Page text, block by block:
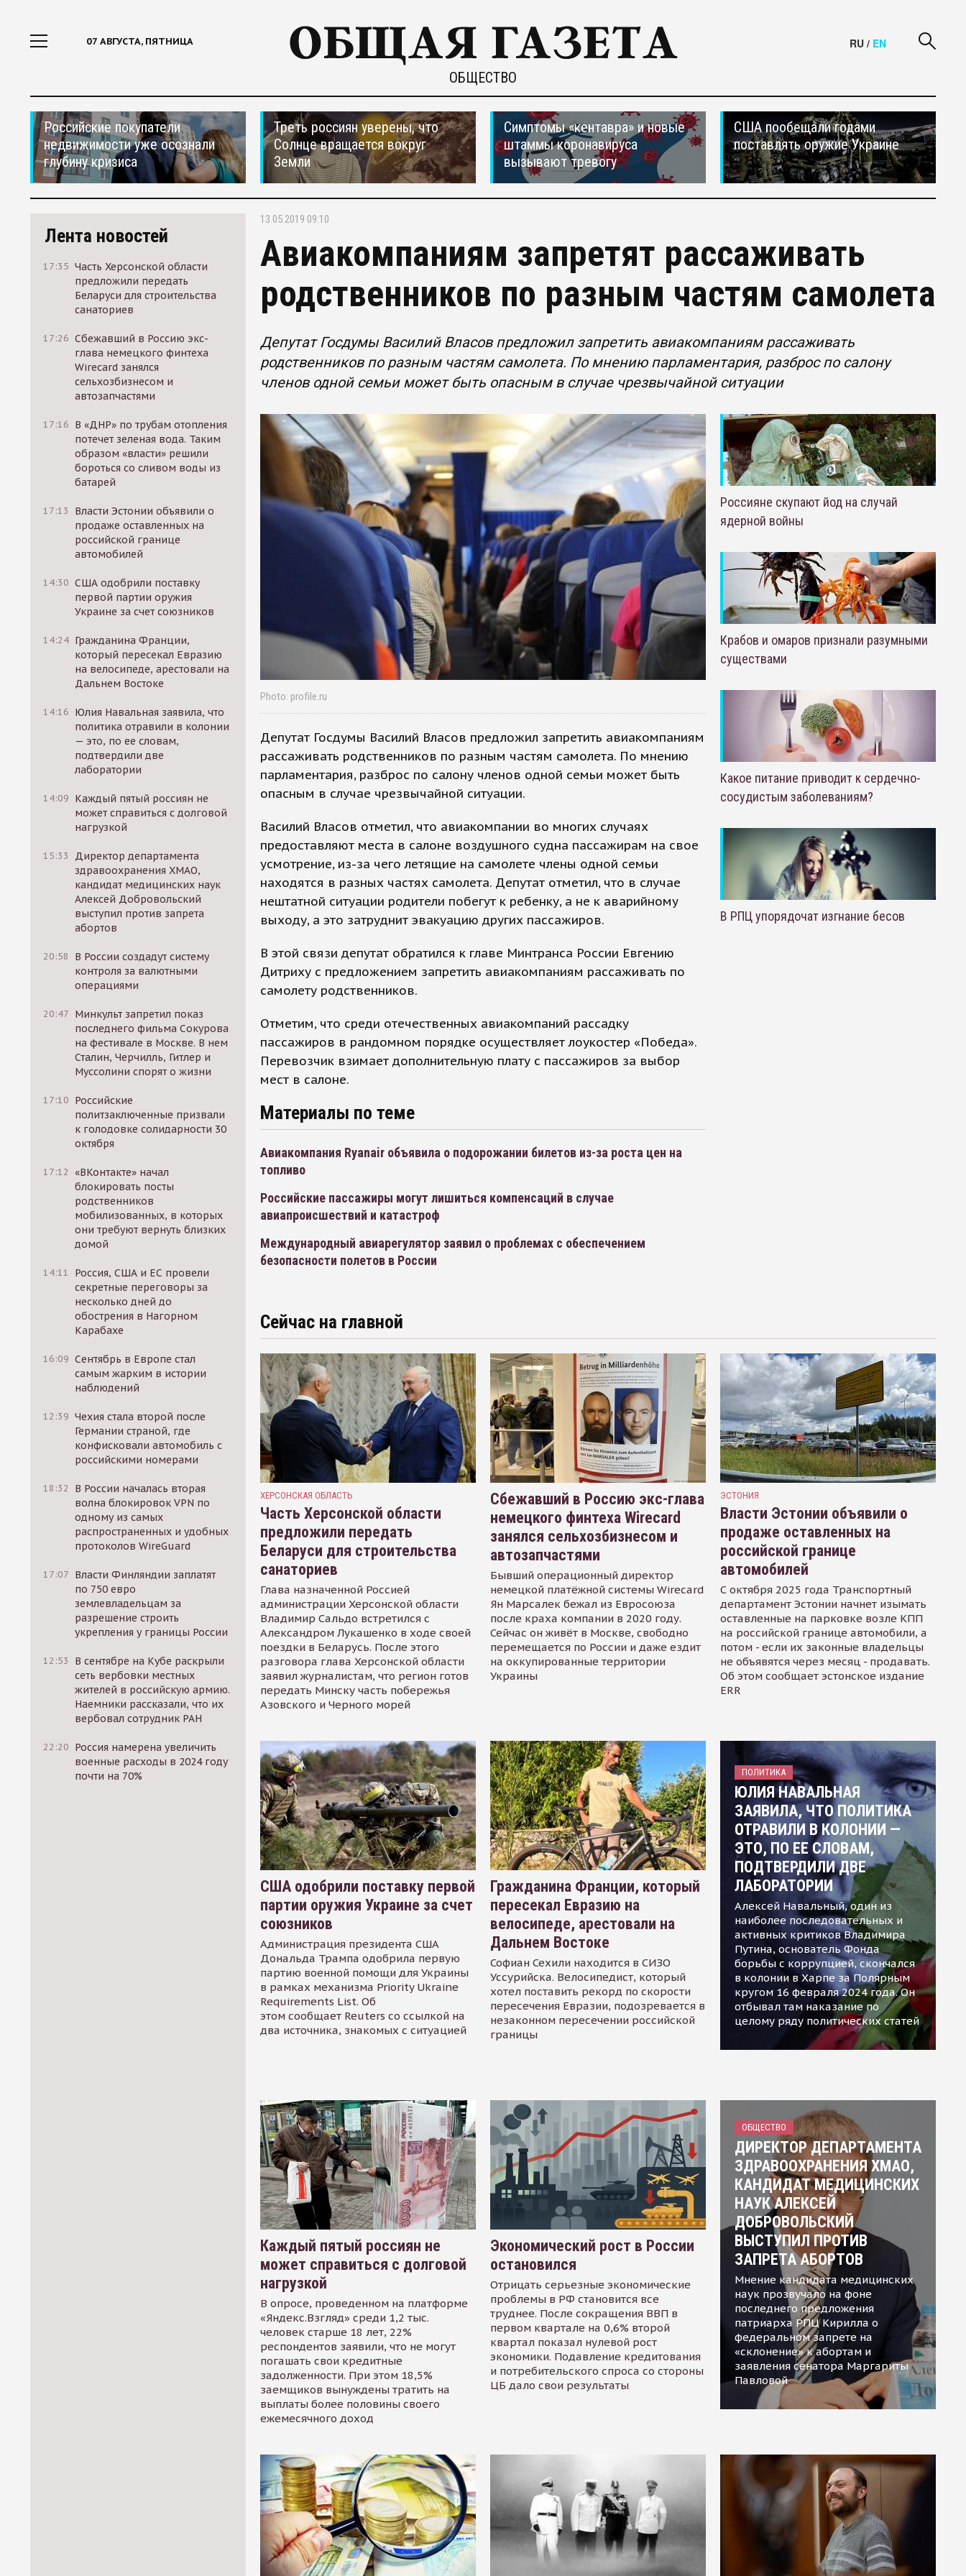
07 АВГУСТА, ПЯТНИЦА
ОБЩЕСТВО
RU / EN
Российские покупатели
недвижимости уже осознали
глубину кризиса
Треть россиян уверены, что
Солнце вращается вокруг
Земли
Симптомы «кентавра» и новые
штаммы коронавируса
вызывают тревогу
США пообещали годами
поставлять оружие Украине
Лента новостей
17:35 Часть Херсонской области
предложили передать
Беларуси для строительства
санаториев
17:26 Сбежавший в Россию экс-
глава немецкого финтеха
Wirecard занялся
сельхозбизнесом и
автозапчастями
17:16 В «ДНР» по трубам отопления
потечет зеленая вода. Таким
образом «власти» решили
бороться со сливом воды из
батарей
17:13
Власти Эстонии объявили о
продаже оставленных на
российской границе
автомобилей
14:30 США одобрили поставку
первой партии оружия
Украине за счет союзников
14:24 Гражданина Франции,
который пересекал Евразию
на велосипеде, арестовали на
Дальнем Востоке
14:16 Юлия Навальная заявила, что
политика отравили в колонии
— это, по ее словам,
подтвердили две
лаборатории
14:09 Каждый пятый россиян не
может справиться с долговой
нагрузкой
15:33
Директор департамента
здравоохранения ХМАО,
кандидат медицинских наук
Алексей Добровольский
выступил против запрета
абортов
20:58
В России создадут систему
контроля за валютными
операциями
20:47 Минкульт запретил показ
последнего фильма Сокурова
на фестивале в Москве. В нем
Сталин, Черчилль, Гитлер и
Муссолини спорят о жизни
17:10 Российские
политзаключенные призвали
к голодовке солидарности 30
октября
17:12 «ВКонтакте» начал
блокировать посты
родственников
мобилизованных, в которых
они требуют вернуть близких
домой
14:11
Россия, США и ЕС провели
секретные переговоры за
несколько дней до
обострения в Нагорном
Карабахе
16:09 Сентябрь в Европе стал
самым жарким в истории
наблюдений
12:39 Чехия стала второй после
Германии страной, где
конфисковали автомобиль с
российскими номерами
18:32
В России началась вторая
волна блокировок VPN по
одному из самых
распространенных и удобных
протоколов WireGuard
17:07 Власти Финляндии заплатят
по 750 евро
землевладельцам за
разрешение строить
укрепления у границы России
12:53
В сентябре на Кубе раскрыли
сеть вербовки местных
жителей в российскую армию.
Наемники рассказали, что их
вербовал сотрудник РАН
22:20 Россия намерена увеличить
военные расходы в 2024 году
почти на 70%
13.05.2019 09:10
Авиакомпаниям запретят рассаживать
родственников по разным частям самолета
Депутат Госдумы Василий Власов предложил запретить авиакомпаниям рассаживать
родственников по разным частям самолета. По мнению парламентария, разброс по салону
членов одной семьи может быть опасным в случае чрезвычайной ситуации
Photo: profile.ru
Депутат Госдумы Василий Власов предложил запретить авиакомпаниям
рассаживать родственников по разным частям самолета. По мнению
парламентария, разброс по салону членов одной семьи может быть
опасным в случае чрезвычайной ситуации.
Василий Власов отметил, что авиакомпании во многих случаях
предоставляют места в салоне воздушного судна пассажирам на свое
усмотрение, из-за чего летящие на самолете члены одной семьи
находятся в разных частях самолета. Депутат отметил, что в случае
нештатной ситуации родители побегут к ребенку, а не к аварийному
выходу, а это затруднит эвакуацию других пассажиров.
В этой связи депутат обратился к главе Минтранса России Евгению
Дитриху с предложением запретить авиакомпаниям рассаживать по
самолету родственников.
Отметим, что среди отечественных авиакомпаний рассадку
пассажиров в рандомном порядке осуществляет лоукостер «Победа».
Перевозчик взимает дополнительную плату с пассажиров за выбор
мест в салоне.
Материалы по теме
Авиакомпания Ryanair объявила о подорожании билетов из-за роста цен на
топливо
Российские пассажиры могут лишиться компенсаций в случае
авиапроисшествий и катастроф
Международный авиарегулятор заявил о проблемах с обеспечением
безопасности полетов в России
Россияне скупают йод на случай
ядерной войны
Крабов и омаров признали разумными
существами
Какое питание приводит к сердечно-
сосудистым заболеваниям?
В РПЦ упорядочат изгнание бесов
Сейчас на главной
ХЕРСОНСКАЯ ОБЛАСТЬ
Часть Херсонской области
предложили передать
Беларуси для строительства
санаториев
Глава назначенной Россией
администрации Херсонской области
Владимир Сальдо встретился с
Александром Лукашенко в ходе своей
поездки в Беларусь. После этого
разговора глава Херсонской области
заявил журналистам, что регион готов
передать Минску часть побережья
Азовского и Черного морей
Сбежавший в Россию экс-глава
немецкого финтеха Wirecard
занялся сельхозбизнесом и
автозапчастями
Бывший операционный директор
немецкой платёжной системы Wirecard
Ян Марсалек бежал из Евросоюза
после краха компании в 2020 году.
Сейчас он живёт в Москве, свободно
перемещается по России и даже ездит
на оккупированные территории
Украины
ЭСТОНИЯ
Власти Эстонии объявили о
продаже оставленных на
российской границе
автомобилей
С октября 2025 года Транспортный
департамент Эстонии начнет изымать
оставленные на парковке возле КПП
на российской границе автомобили, а
потом - если их законные владельцы
не объявятся через месяц - продавать.
Об этом сообщает эстонское издание
ERR
США одобрили поставку первой
партии оружия Украине за счет
союзников
Администрация президента США
Дональда Трампа одобрила первую
партию военной помощи для Украины
в рамках механизма Priority Ukraine
Requirements List. Об
этом сообщает Reuters со ссылкой на
два источника, знакомых с ситуацией
Гражданина Франции, который
пересекал Евразию на
велосипеде, арестовали на
Дальнем Востоке
Софиан Сехили находится в СИЗО
Уссурийска. Велосипедист, который
хотел поставить рекорд по скорости
пересечения Евразии, подозревается в
незаконном пересечении российской
границы
ПОЛИТИКА
ЮЛИЯ НАВАЛЬНАЯ
ЗАЯВИЛА, ЧТО ПОЛИТИКА
ОТРАВИЛИ В КОЛОНИИ —
ЭТО, ПО ЕЕ СЛОВАМ,
ПОДТВЕРДИЛИ ДВЕ
ЛАБОРАТОРИИ
Алексей Навальный, один из
наиболее последовательных и
активных критиков Владимира
Путина, основатель Фонда
борьбы с коррупцией, скончался
в колонии в Харпе за Полярным
кругом 16 февраля 2024 года. Он
отбывал там наказание по
целому ряду политических статей
Каждый пятый россиян не
может справиться с долговой
нагрузкой
В опросе, проведенном на платформе
«Яндекс.Взгляд» среди 1,2 тыс.
человек старше 18 лет, 22%
респондентов заявили, что не могут
погашать свои кредитные
задолженности. При этом 18,5%
заемщиков вынуждены тратить на
выплаты более половины своего
ежемесячного доход
Экономический рост в России
остановился
Отрицать серьезные экономические
проблемы в РФ становится все
труднее. После сокращения ВВП в
первом квартале на 0,6% второй
квартал показал нулевой рост
экономики. Подавление кредитования
и потребительского спроса со стороны
ЦБ дало свои результаты
ОБЩЕСТВО
ДИРЕКТОР ДЕПАРТАМЕНТА
ЗДРАВООХРАНЕНИЯ ХМАО,
КАНДИДАТ МЕДИЦИНСКИХ
НАУК АЛЕКСЕЙ
ДОБРОВОЛЬСКИЙ
ВЫСТУПИЛ ПРОТИВ
ЗАПРЕТА АБОРТОВ
Мнение кандидата медицинских
наук прозвучало на фоне
последнего предложения
патриарха РПЦ Кирилла о
федеральном запрете на
«склонение» к абортам и
заявления сенатора Маргариты
Павловой